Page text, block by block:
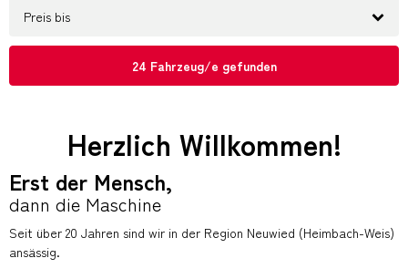
Preis bis
24 Fahrzeug/e gefunden
Herzlich Willkommen!
Erst der Mensch,
dann die Maschine
Seit über 20 Jahren sind wir in der Region Neuwied (Heimbach-Weis)
ansässig.